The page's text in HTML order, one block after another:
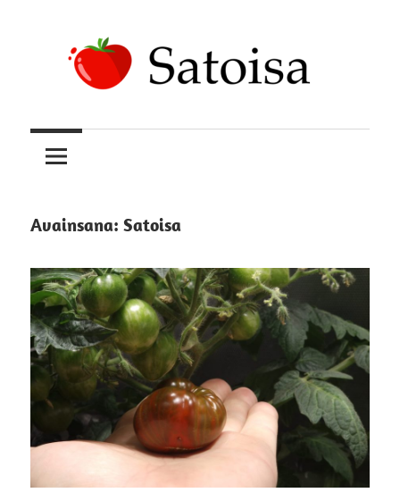
content
Satoisa
satoa
kasvattamassa
Avainsana: Satoisa